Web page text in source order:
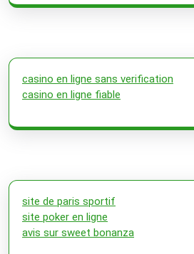
casino en ligne sans verification
casino en ligne fiable
site de paris sportif
site poker en ligne
avis sur sweet bonanza